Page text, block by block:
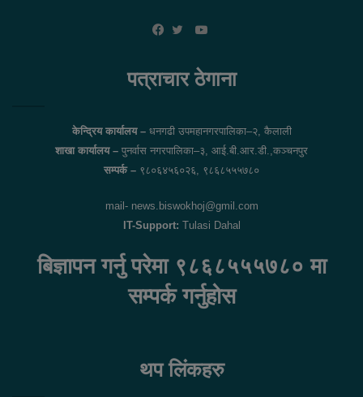
YouTube
पत्राचार ठेगाना
केन्द्रिय कार्यालय –धनगढी उपमहानगरपालिका–२, कैलाली
शाखा कार्यालय – पुनर्वास नगरपालिका–३, आई.बी.आर.डी.,कञ्चनपुर
सम्पर्क – ९८०६४५६०२६, ९८६८५५५७८०
mail- news.biswokhoj@gmil.com
IT-Support: Tulasi Dahal
बिज्ञापन गर्नु परेमा ९८६८५५५७८० मा
सम्पर्क गर्नुहोस
थप लिंकहरु